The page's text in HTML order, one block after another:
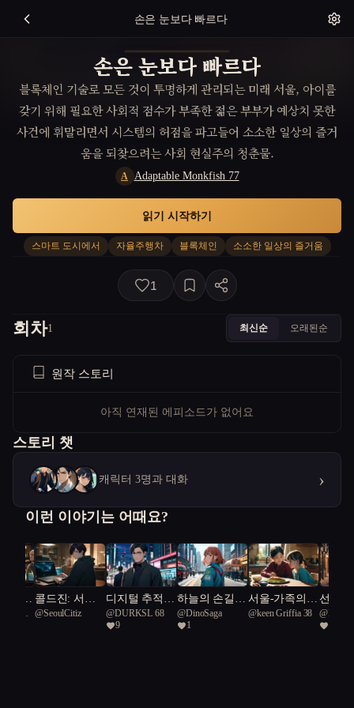
손은 눈보다 빠르다
손은 눈보다 빠르다
블록체인 기술로 모든 것이 투명하게 관리되는 미래 서울, 아이를
갖기 위해 필요한 사회적 점수가 부족한 젊은 부부가 예상치 못한
사건에 휘말리면서 시스템의 허점을 파고들어 소소한 일상의 즐거
움을 되찾으려는 사회 현실주의 청춘물.
A Adaptable Monkfish 77
스마트 도시에서 자율주행차 블록체인 소소한 일상의 즐거움
읽기 시작하기
1
회차1 최신순 오래된순
원작 스토리
아직 연재된 에피소드가 없어요
스토리 챗
캐릭터 3명과 대화 ›
이런 이야기는 어때요?
국일
콜드진: 서울
프로토콜
@SeoulCitiz
디지털 추적자
들: 서울의 미
로 속에서
@DURKSL 68
9
하늘의 손길 :
응급닥터 UA
M
@DinoSaga
1
서울-가족의
건강을 지키는
@keen Griffia 38
선율
기계
조화
@